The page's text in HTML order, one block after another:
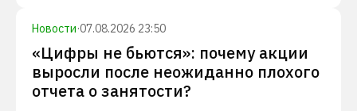
Новости·07.08.2026 23:50
«Цифры не бьются»: почему акции
выросли после неожиданно плохого
отчета о занятости?